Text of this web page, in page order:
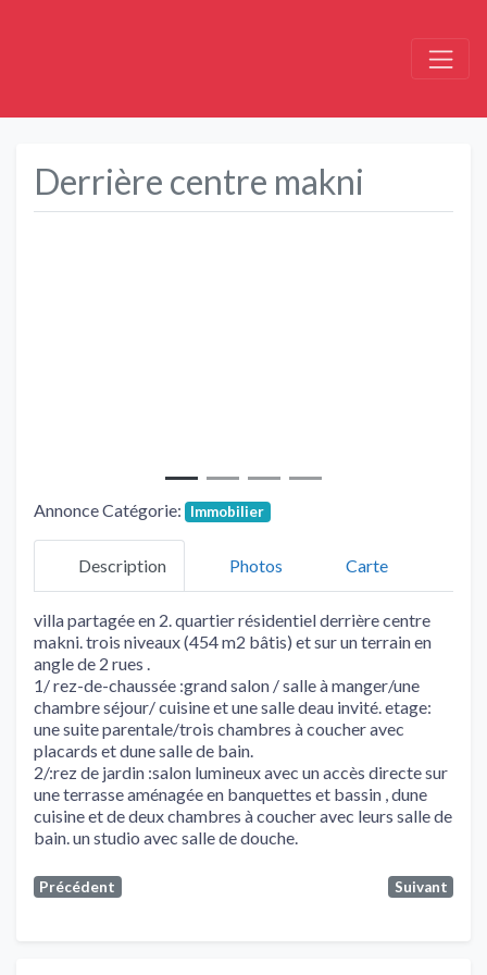
Derrière centre makni
Annonce Catégorie: Immobilier
Description Photos Carte
villa partagée en 2. quartier résidentiel derrière centre
makni. trois niveaux (454 m2 bâtis) et sur un terrain en
angle de 2 rues .
1/ rez-de-chaussée :grand salon / salle à manger/une
chambre séjour/ cuisine et une salle deau invité. etage:
une suite parentale/trois chambres à coucher avec
placards et dune salle de bain.
2/:rez de jardin :salon lumineux avec un accès directe sur
une terrasse aménagée en banquettes et bassin , dune
cuisine et de deux chambres à coucher avec leurs salle de
bain. un studio avec salle de douche.
Précédent Suivant